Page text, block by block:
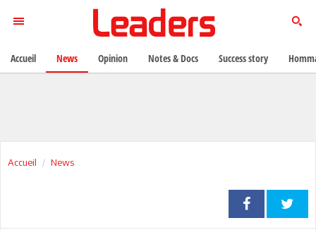
Accueil News
Accueil News Opinion Notes & Docs Success story